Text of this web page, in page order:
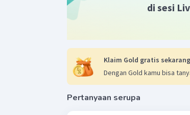
di sesi
Klaim Gold gratis
Dengan Gold kamu bisa
Pertanyaan serupa